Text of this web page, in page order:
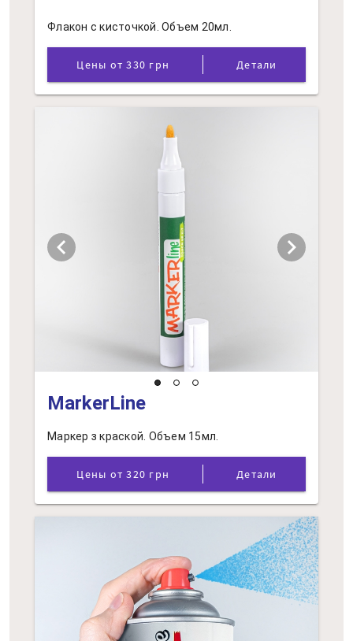
Флакон с кисточкой. Объем 20мл.
Цены от 330 грн Детали
chevron_left chevron_right
MarkerLine
Маркер з краской. Объем 15мл.
Цены от 320 грн Детали